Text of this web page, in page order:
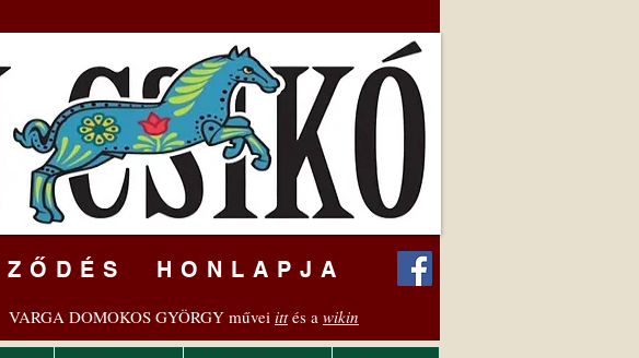
HONLAPJA
VARGA DOMOKOS GYÖRGY művei ittés a wikin